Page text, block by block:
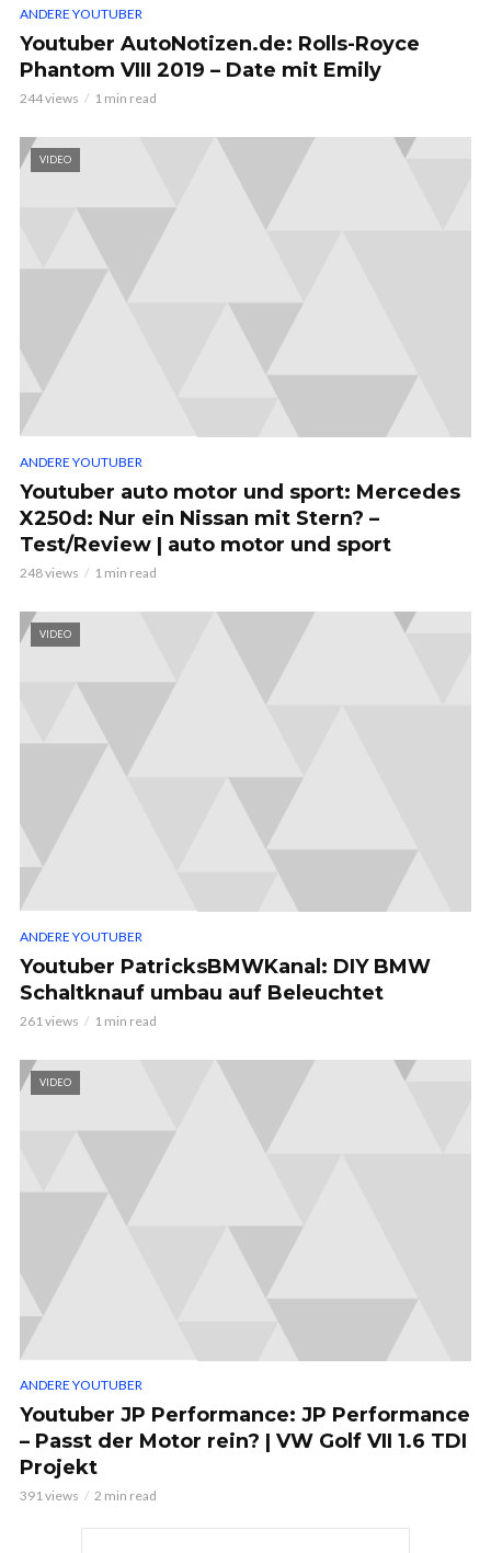
ANDERE YOUTUBER
Youtuber AutoNotizen.de: Rolls-Royce
Phantom VIII 2019 – Date mit Emily
244 views 1 min read
VIDEO
ANDERE YOUTUBER
Youtuber auto motor und sport: Mercedes
X250d: Nur ein Nissan mit Stern? –
Test/Review | auto motor und sport
248 views 1 min read
VIDEO
ANDERE YOUTUBER
Youtuber PatricksBMWKanal: DIY BMW
Schaltknauf umbau auf Beleuchtet
261 views 1 min read
VIDEO
ANDERE YOUTUBER
Youtuber JP Performance: JP Performance
– Passt der Motor rein? | VW Golf VII 1.6 TDI
Projekt
391 views 2 min read